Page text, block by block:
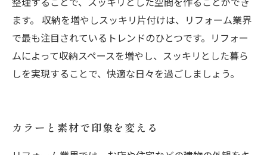
ます。 収納を増やしスッキリ片付けは、リフォーム業界
で最も注目されているトレンドのひとつです。リフォー
ムによって収納スペースを増やし、スッキリとした暮ら
しを実現することで、快適な日々を過ごしましょう。
カラーと素材で印象を変える